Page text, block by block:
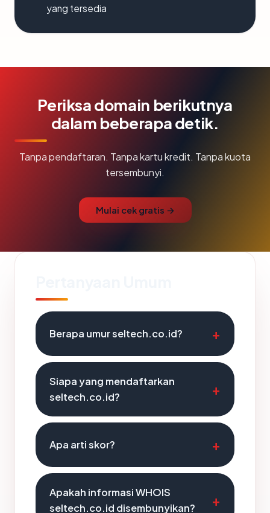
yang tersedia
Periksa domain berikutnya
dalam beberapa detik.
Tanpa pendaftaran. Tanpa kartu kredit. Tanpa kuota
tersembunyi.
Mulai cek gratis →
Berapa umur seltech.co.id?
Siapa yang mendaftarkan
seltech.co.id?
Apa arti skor?
Apakah informasi WHOIS
seltech.co.id disembunyikan?